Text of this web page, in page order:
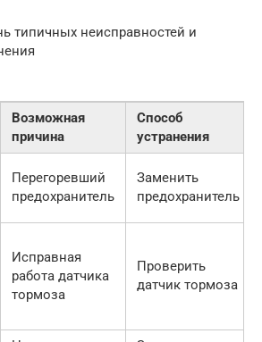
типичных неисправностей и
Возможная
причина
Способ
устранения
Перегоревший
предохранитель
Заменить
предохранитель
Исправная
работа датчика
тормоза
Проверить
датчик тормоза